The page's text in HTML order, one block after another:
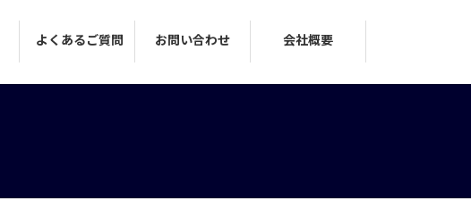
よくあるご質問 お問い合わせ 会社概要